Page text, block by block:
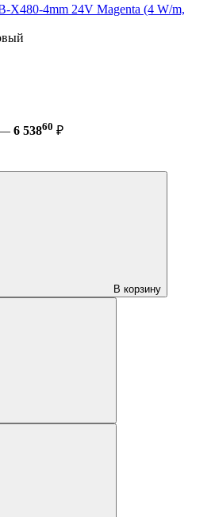
X480-4mm 24V Magenta (4 W/m,
— 6 53860 ₽
В корзину